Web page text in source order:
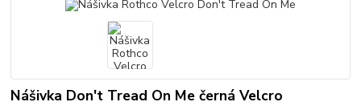
Nášivka Don't Tread On Me černá Velcro